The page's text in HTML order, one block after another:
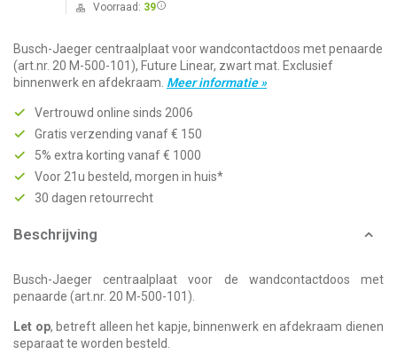
Voorraad: 39
Busch-Jaeger centraalplaat voor wandcontactdoos met penaarde
(art.nr. 20 M-500-101), Future Linear, zwart mat. Exclusief
binnenwerk en afdekraam. Meer informatie »
Vertrouwd online sinds 2006
Gratis verzending vanaf € 150
5% extra korting vanaf € 1000
Voor 21u besteld, morgen in huis*
30 dagen retourrecht
Beschrijving
Busch-Jaeger centraalplaat voor de wandcontactdoos met
penaarde (art.nr. 20 M-500-101).
Let op, betreft alleen het kapje, binnenwerk en afdekraam dienen
separaat te worden besteld.